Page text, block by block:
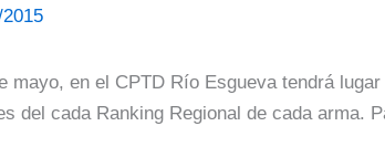
mayo, en el CPTD Río Esgueva tendrá
del cada Ranking Regional de cada arma.